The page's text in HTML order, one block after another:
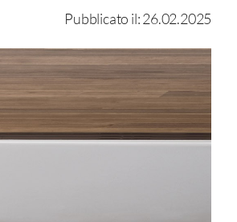
Pubblicato il: 26.02.2025